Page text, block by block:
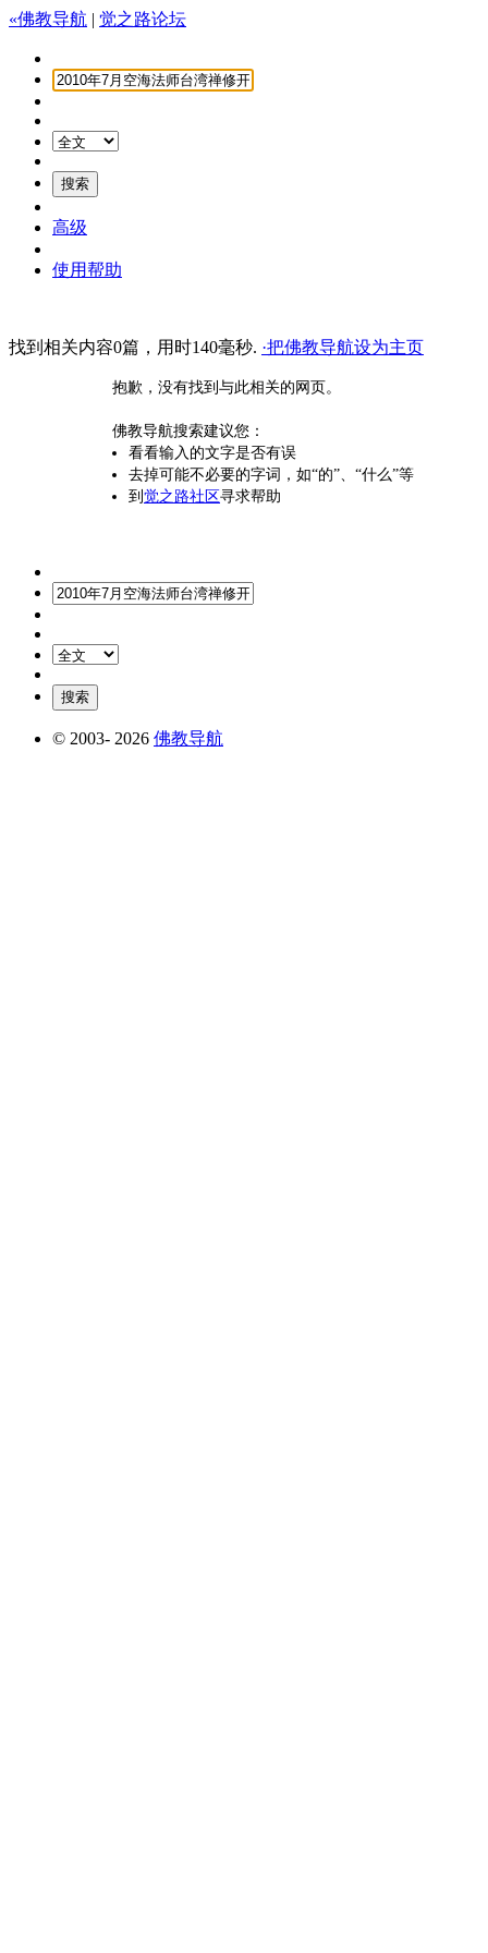
«佛教导航 | 觉之路论坛
高级
使用帮助
找到相关内容0篇，用时140毫秒. ·把佛教导航设为主页
抱歉，没有找到与此相关的网页。
佛教导航搜索建议您：
看看输入的文字是否有误
去掉可能不必要的字词，如“的”、“什么”等
到 觉之路社区寻求帮助
© 2003- 2026 佛教导航